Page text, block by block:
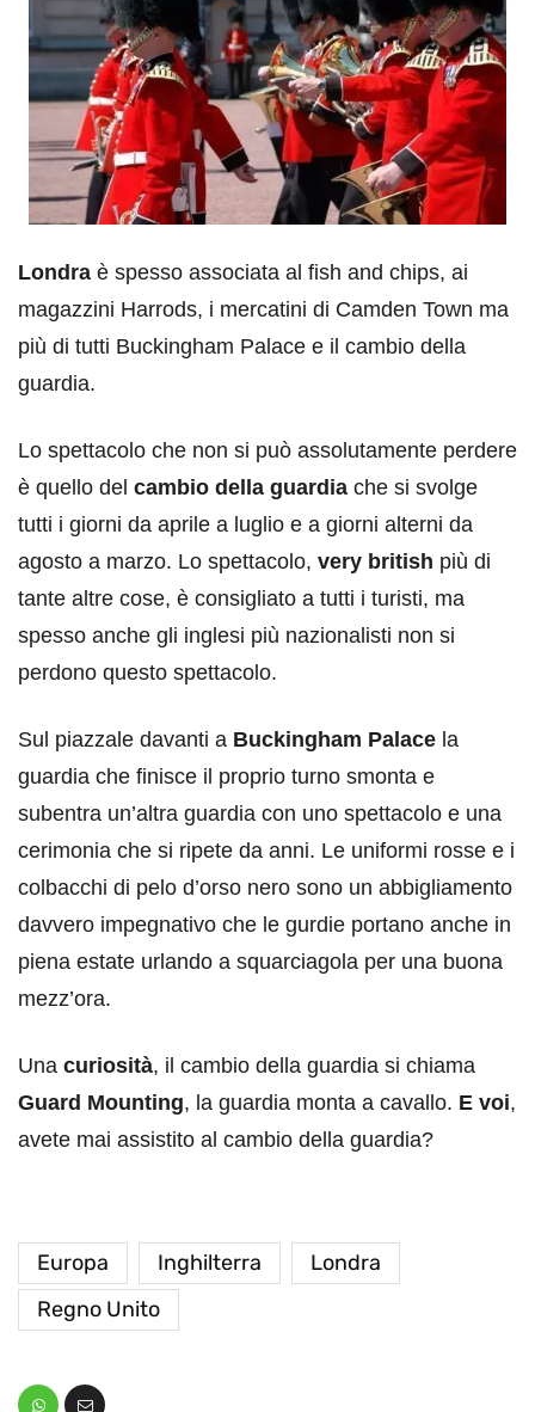
Londra è spesso associata al fish and chips, ai
magazzini Harrods, i mercatini di Camden Town ma
più di tutti Buckingham Palace e il cambio della
guardia.
Lo spettacolo che non si può assolutamente perdere
è quello del cambio della guardia che si svolge
tutti i giorni da aprile a luglio e a giorni alterni da
agosto a marzo. Lo spettacolo, very british più di
tante altre cose, è consigliato a tutti i turisti, ma
spesso anche gli inglesi più nazionalisti non si
perdono questo spettacolo.
Sul piazzale davanti a Buckingham Palace la
guardia che finisce il proprio turno smonta e
subentra un’altra guardia con uno spettacolo e una
cerimonia che si ripete da anni. Le uniformi rosse e i
colbacchi di pelo d’orso nero sono un abbigliamento
davvero impegnativo che le gurdie portano anche in
piena estate urlando a squarciagola per una buona
mezz’ora.
Una curiosità, il cambio della guardia si chiama
Guard Mounting, la guardia monta a cavallo. E voi,
avete mai assistito al cambio della guardia?
Europa Inghilterra
Londra
Regno Unito